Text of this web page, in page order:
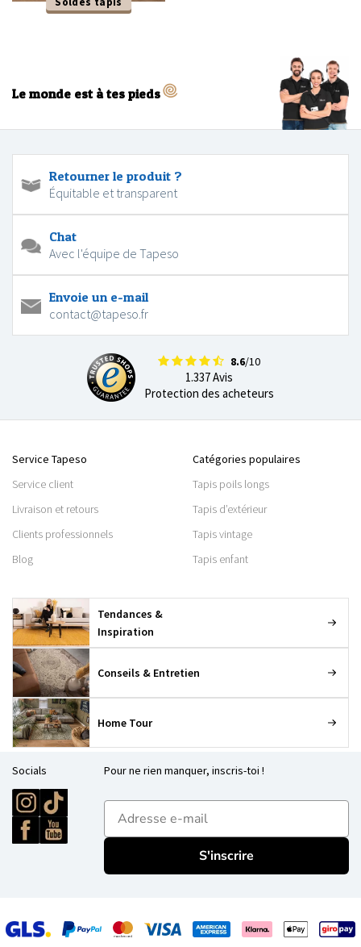
Le monde est à tes pieds
Retourner le produit ?
Équitable et transparent
Chat
Avec l'équipe de Tapeso
Envoie un e-mail
contact@tapeso.fr
8.6/10
1.337 Avis
Protection des acheteurs
Service Tapeso
Service client
Livraison et retours
Clients professionnels
Blog
Catégories populaires
Tapis poils longs
Tapis d’extérieur
Tapis vintage
Tapis enfant
Tendances &
Inspiration
Conseils & Entretien
Home Tour
Socials Pour ne rien manquer, inscris-toi !
E-mailadres
S'inscrire